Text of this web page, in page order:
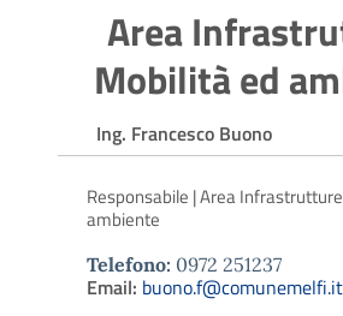
Area
Mobilità ed
Ing. Francesco Buono
Responsabile | Area
ambiente
Telefono: 0972 251237
Email: buono.f@comunemelfi.it